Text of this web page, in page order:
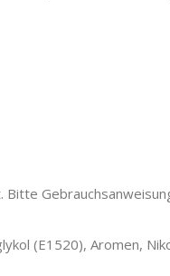
Bitte
(E1520), Aromen,